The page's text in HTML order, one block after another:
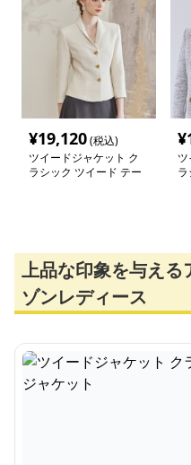
¥19,120(税込)
ツイードジャケット ク
ラシック ツイード テー
¥
上品な印象を与える
ゾンレディース